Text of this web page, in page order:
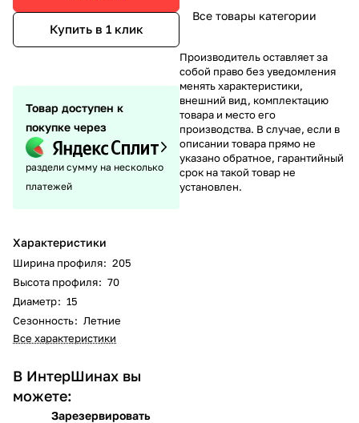
Купить в 1 клик
Товар доступен к
покупке через
раздели сумму на несколько
платежей
Характеристики
Ширина профиля: 205
Высота профиля: 70
Диаметр: 15
Сезонность: Летние
Все характеристики
В ИнтерШинах вы
можете:
Зарезервировать
Все товары категории
Производитель оставляет за
собой право без уведомления
менять характеристики,
внешний вид, комплектацию
товара и место его
производства. В случае, если в
описании товара прямо не
указано обратное, гарантийный
срок на такой товар не
установлен.